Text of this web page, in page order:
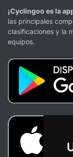
¡Cyclingoo es la
las principales
clasificaciones y la
equipos.